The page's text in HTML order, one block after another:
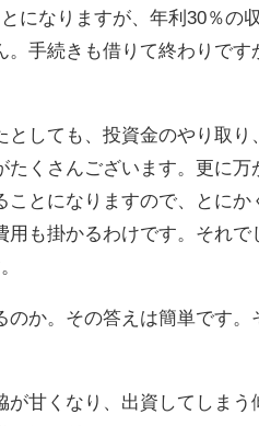
になりますが、年利30％の収
。手続きも借りて終わりです
しても、投資金のやり取り
たくさんございます。更に万
とになりますので、とにか
も掛かるわけです。それで
のか。その答えは簡単です。
が甘くなり、出資してしまう